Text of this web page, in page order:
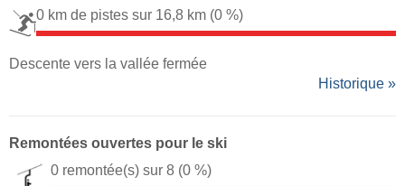
0 km de pistes sur 16,8 km (0 %)
Descente vers la vallée fermée
Historique »
Remontées ouvertes pour le ski
0 remontée(s) sur 8 (0 %)